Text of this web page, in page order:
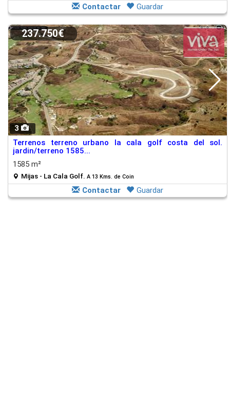
Contactar Guardar
3
237.750€
Terrenos terreno urbano la cala golf costa del sol.
jardin/terreno 1585...
1585 m²
Mijas - La Cala Golf. A 13 Kms. de Coin
Contactar Guardar